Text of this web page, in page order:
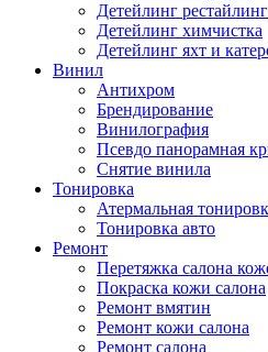
Детейлинг рестайлинг
Детейлинг химчистка
Детейлинг яхт и
Винил
Антихром
Брендирование
Винилография
Псевдо панорамная
Снятие винила
Тонировка
Атермальная
Тонировка авто
Ремонт
Перетяжка салона
Покраска кожи салона
Ремонт вмятин
Ремонт кожи салона
Ремонт салона